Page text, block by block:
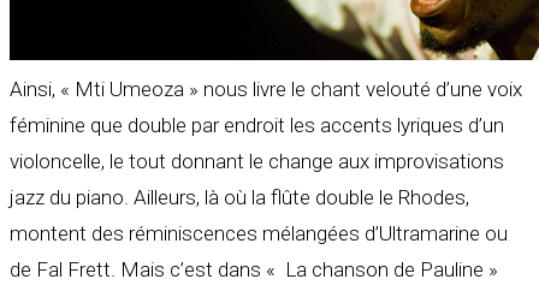
Ainsi, « Mti Umeoza » nous livre le chant velouté d’une voix
féminine que double par endroit les accents lyriques d’un
violoncelle, le tout donnant le change aux improvisations
jazz du piano. Ailleurs, là où la flûte double le Rhodes,
montent des réminiscences mélangées d’Ultramarine ou
de Fal Frett. Mais c’est dans « La chanson de Pauline »